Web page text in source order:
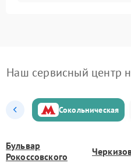
Наш сервисный центр
Сокольническая
Бульвар
Рокоссовского